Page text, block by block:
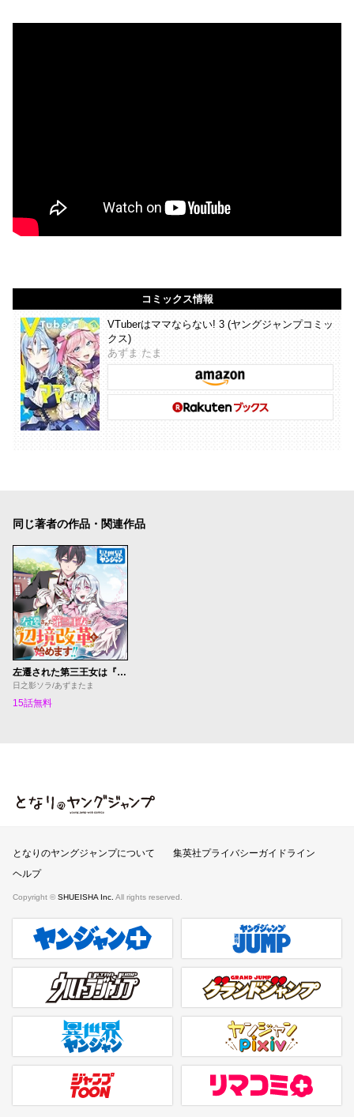
コミックス情報
VTuberはママならない! 3 (ヤングジャンプコミッ
クス)
あずま たま
同じ著者の作品・関連作品
左遷された第三王女は『辺境改革』を始めます!!
日之影ソラ/あずまたま
15話無料
となりのヤングジャンプ
となりのヤングジャンプについて
集英社プライバシーガイドライン
ヘルプ
Copyright © SHUEISHA Inc. All rights reserved.
ヤンジャンプラス 週刊ヤングジャンプ公式サイト
ウルトラジャンプ グランドジャンプ
異世界ヤンジャン ヤンジャンpixiv
ジャンプTOON リマコミ＋